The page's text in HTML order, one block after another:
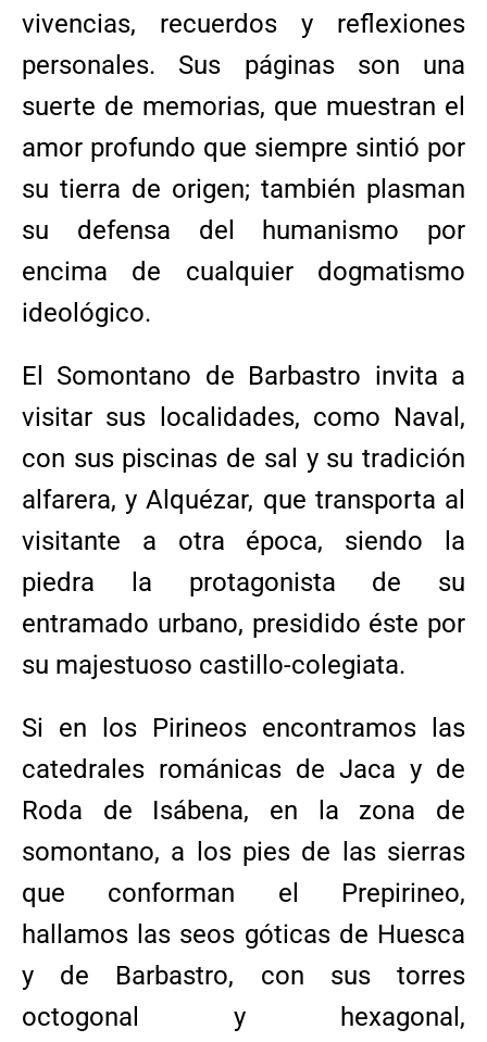
vivencias, recuerdos y reflexiones
personales. Sus páginas son una
suerte de memorias, que muestran el
amor profundo que siempre sintió por
su tierra de origen; también plasman
su defensa del humanismo por
encima de cualquier dogmatismo
ideológico.
El Somontano de Barbastro invita a
visitar sus localidades, como Naval,
con sus piscinas de sal y su tradición
alfarera, y Alquézar, que transporta al
visitante a otra época, siendo la
piedra la protagonista de su
entramado urbano, presidido éste por
su majestuoso castillo-colegiata.
Si en los Pirineos encontramos las
catedrales románicas de Jaca y de
Roda de Isábena, en la zona de
somontano, a los pies de las sierras
que conforman el Prepirineo,
hallamos las seos góticas de Huesca
y de Barbastro, con sus torres
octogonal y hexagonal,